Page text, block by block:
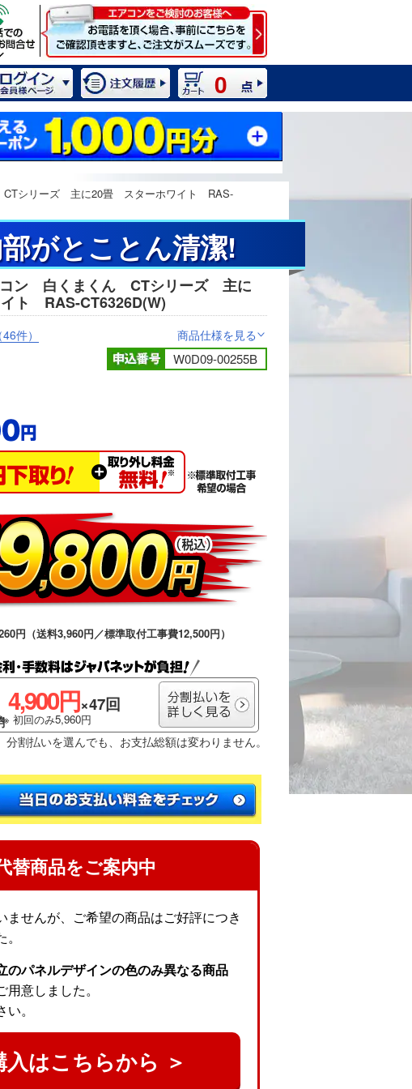
0
シリーズ 主に20畳 スターホワイト RAS-
がとことん清潔!
2 / 19
ン 白くまくん CTシリーズ 主に
ト RAS-CT6326D(W)
件） 商品仕様を見る>
W0D09-00255B
円（送料3,960円／標準取付工事費12,500円）
4,900円×47回
※ 初回のみ5,960円
分割払いを選んでも、お支払総額は変わりません。
替商品をご案内中
ませんが、ご希望の商品はご好評につき
のパネルデザインの色のみ異なる商品
用意しました。
。
入はこちらから ＞